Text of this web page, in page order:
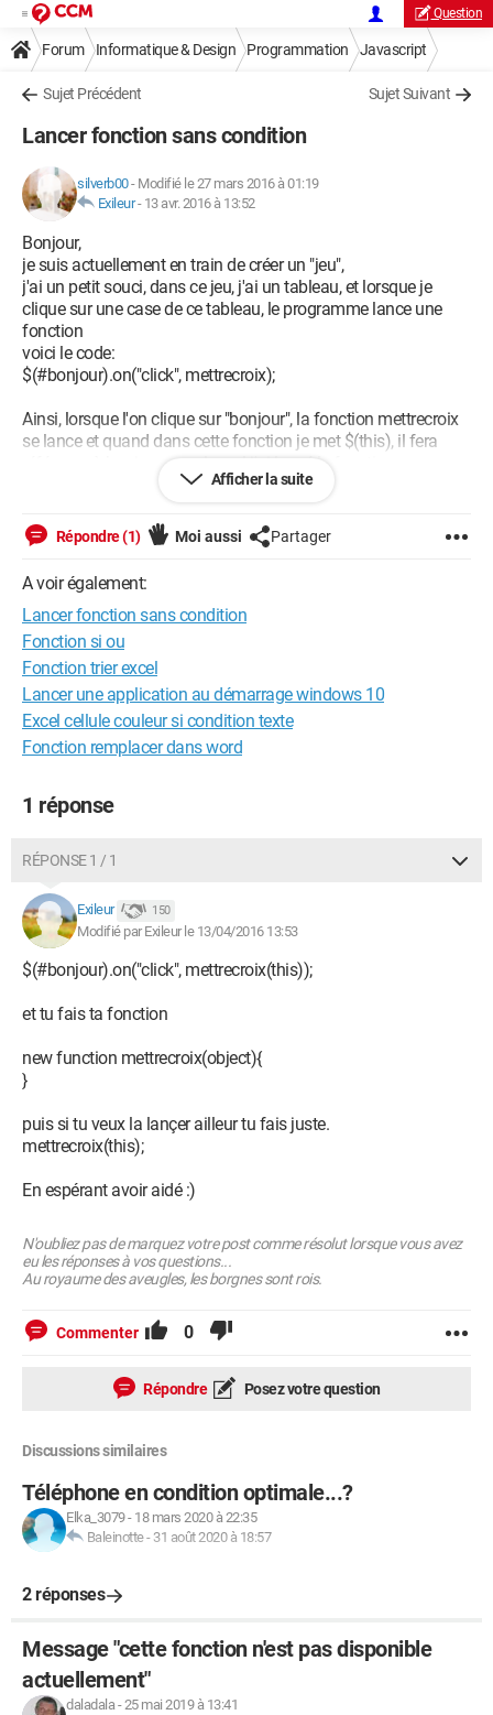
Question
Forum Informatique & Design Programmation Javascript
Sujet Précédent Sujet Suivant
Lancer fonction sans condition
silverb00- Modifié le 27 mars 2016 à 01:19
Exileur- 13 avr. 2016 à 13:52
Bonjour,
je suis actuellement en train de créer un "jeu",
j'ai un petit souci, dans ce jeu, j'ai un tableau, et lorsque je
clique sur une case de ce tableau, le programme lance une
fonction
voici le code:
$(#bonjour).on("click", mettrecroix);
Ainsi, lorsque l'on clique sur "bonjour", la fonction mettrecroix
se lance et quand dans cette fonction je met $(this), il fera
référence à bonjour avec lequel j'ai lancé la fonction en
Mais plus tard dans le code, je voudrai lancer cette même
fonction mais sans cliquer sur quoi que ce soit, mais en
faisant comme si j'avais cliqué sur par exemple "aurevoir"
ainsi dans cette fonction, lorsque j’écrirais : $(this), le "this"
fera référence à "aurevoir".
Autrement dit, je voudrai lancer une fonction dans laquelle je
puisse faire référence à un "objet" définit hors de la fonction.
Par exemple $(#aurevoir).(mettrecroix);
(Ça ne marche pas).
réponse, merci d'avance
Afficher la suite
Répondre (1) Moi aussi Partager
A voir également:
Lancer fonction sans condition
Fonction si ou
Fonction trier excel
Lancer une application au démarrage windows 10
Excel cellule couleur si condition texte
Fonction remplacer dans word
1 réponse
RÉPONSE 1 / 1
Exileur 150
Modifié par Exileur le 13/04/2016 13:53
$(#bonjour).on("click", mettrecroix(this));
et tu fais ta fonction
new function mettrecroix(object){
}
puis si tu veux la lançer ailleur tu fais juste.
mettrecroix(this);
En espérant avoir aidé :)
N'oubliez pas de marquez votre post comme résolut lorsque vous avez
eu les réponses à vos questions...
Au royaume des aveugles, les borgnes sont rois.
Commenter 0
Répondre Posez votre question
Discussions similaires
Téléphone en condition optimale...?
Elka_3079- 18 mars 2020 à 22:35
Baleinotte- 31 août 2020 à 18:57
2 réponses
Message "cette fonction n'est pas disponible
actuellement"
daladala-25 mai 2019 à 13:41